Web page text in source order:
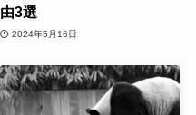
由3選
2024年5月16日